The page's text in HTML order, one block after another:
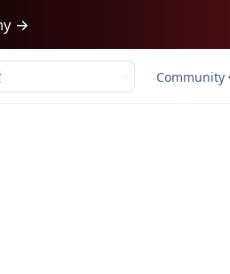
→
Community